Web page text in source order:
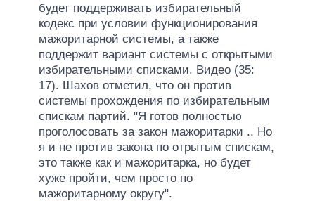
будет поддерживать избирательный
кодекс при условии функционирования
мажоритарной системы, а также
поддержит вариант системы с открытыми
избирательными списками. Видео (35:
17). Шахов отметил, что он против
системы прохождения по избирательным
спискам партий. "Я готов полностью
проголосовать за закон мажоритарки .. Но
я и не против закона по отрытым спискам,
это также как и мажоритарка, но будет
хуже пройти, чем просто по
мажоритарному округу".